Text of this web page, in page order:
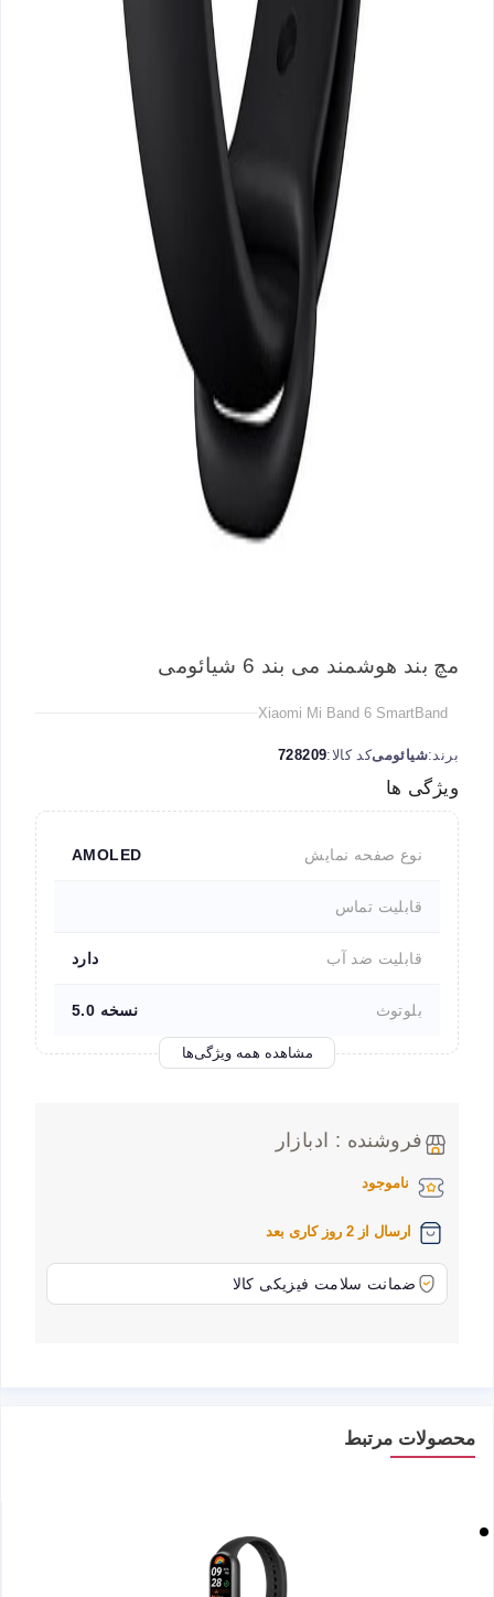
مچ بند هوشمند می بند 6 شیائومی
Xiaomi Mi Band 6 SmartBand
برند:شیائومیکد کالا:728209
ویژگی ها
نوع صفحه نمایش AMOLED
قابلیت تماس
قابلیت ضد آب دارد
بلوتوث نسخه 5.0
مشاهده همه ویژگی‌ها
فروشنده : ادبازار
ناموجود
ارسال از 2 روز کاری بعد
ضمانت سلامت فیزیکی کالا
محصولات مرتبط